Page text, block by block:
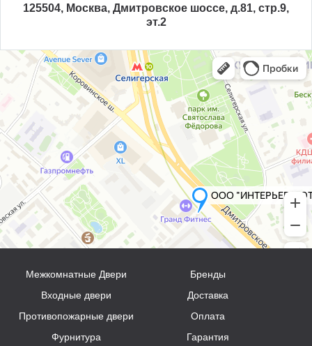
125504, Москва, Дмитровское шоссе, д.81, стр.9,
эт.2
Межкомнатные Двери
Входные двери
Противопожарные двери
Фурнитура
Бренды
Доставка
Оплата
Гарантия